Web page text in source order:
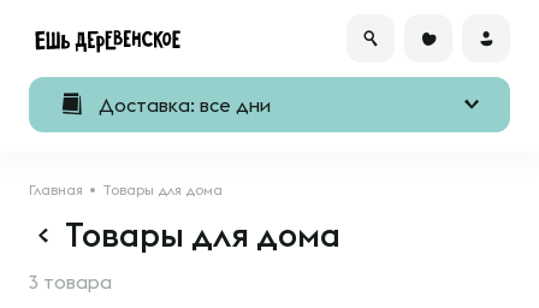
Доставка: все дни
Главная Товары для дома
Товары для дома
3 товара